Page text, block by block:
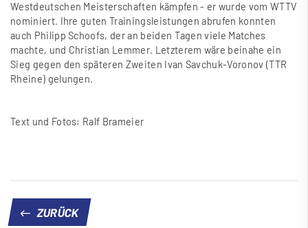
Westdeutschen Meisterschaften kämpfen - er wurde vom WTTV
nominiert. Ihre guten Trainingsleistungen abrufen konnten
auch Philipp Schoofs, der an beiden Tagen viele Matches
machte, und Christian Lemmer. Letzterem wäre beinahe ein
Sieg gegen den späteren Zweiten Ivan Savchuk-Voronov (TTR
Rheine) gelungen.
Text und Fotos: Ralf Brameier
ZURÜCK